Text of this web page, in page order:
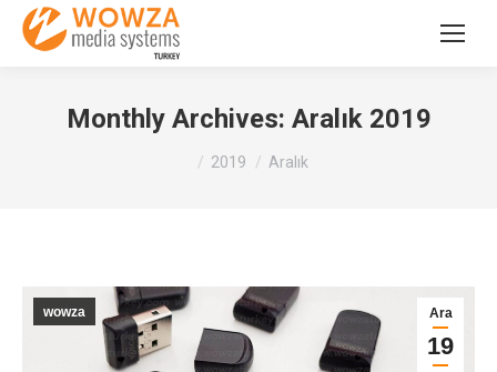
Monthly Archives: Aralık 2019
You are here:
2019 Aralık
Ara
19
wowza